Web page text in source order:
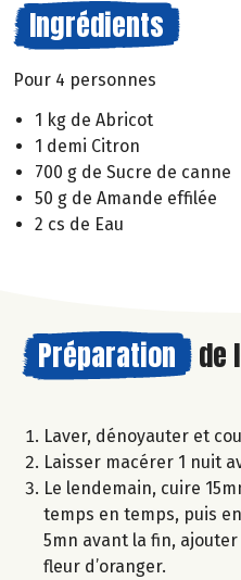
Ingrédients
Pour 4 personnes
1 kg de Abricot
1 demi Citron
700 g de Sucre de canne
50 g de Amande effilée
2 cs de Eau
Préparation de
Laver, dénoyauter et
Laisser macérer 1 nuit
Le lendemain, cuire
temps en temps, puis
5mn avant la fin, ajouter
fleur d’oranger.